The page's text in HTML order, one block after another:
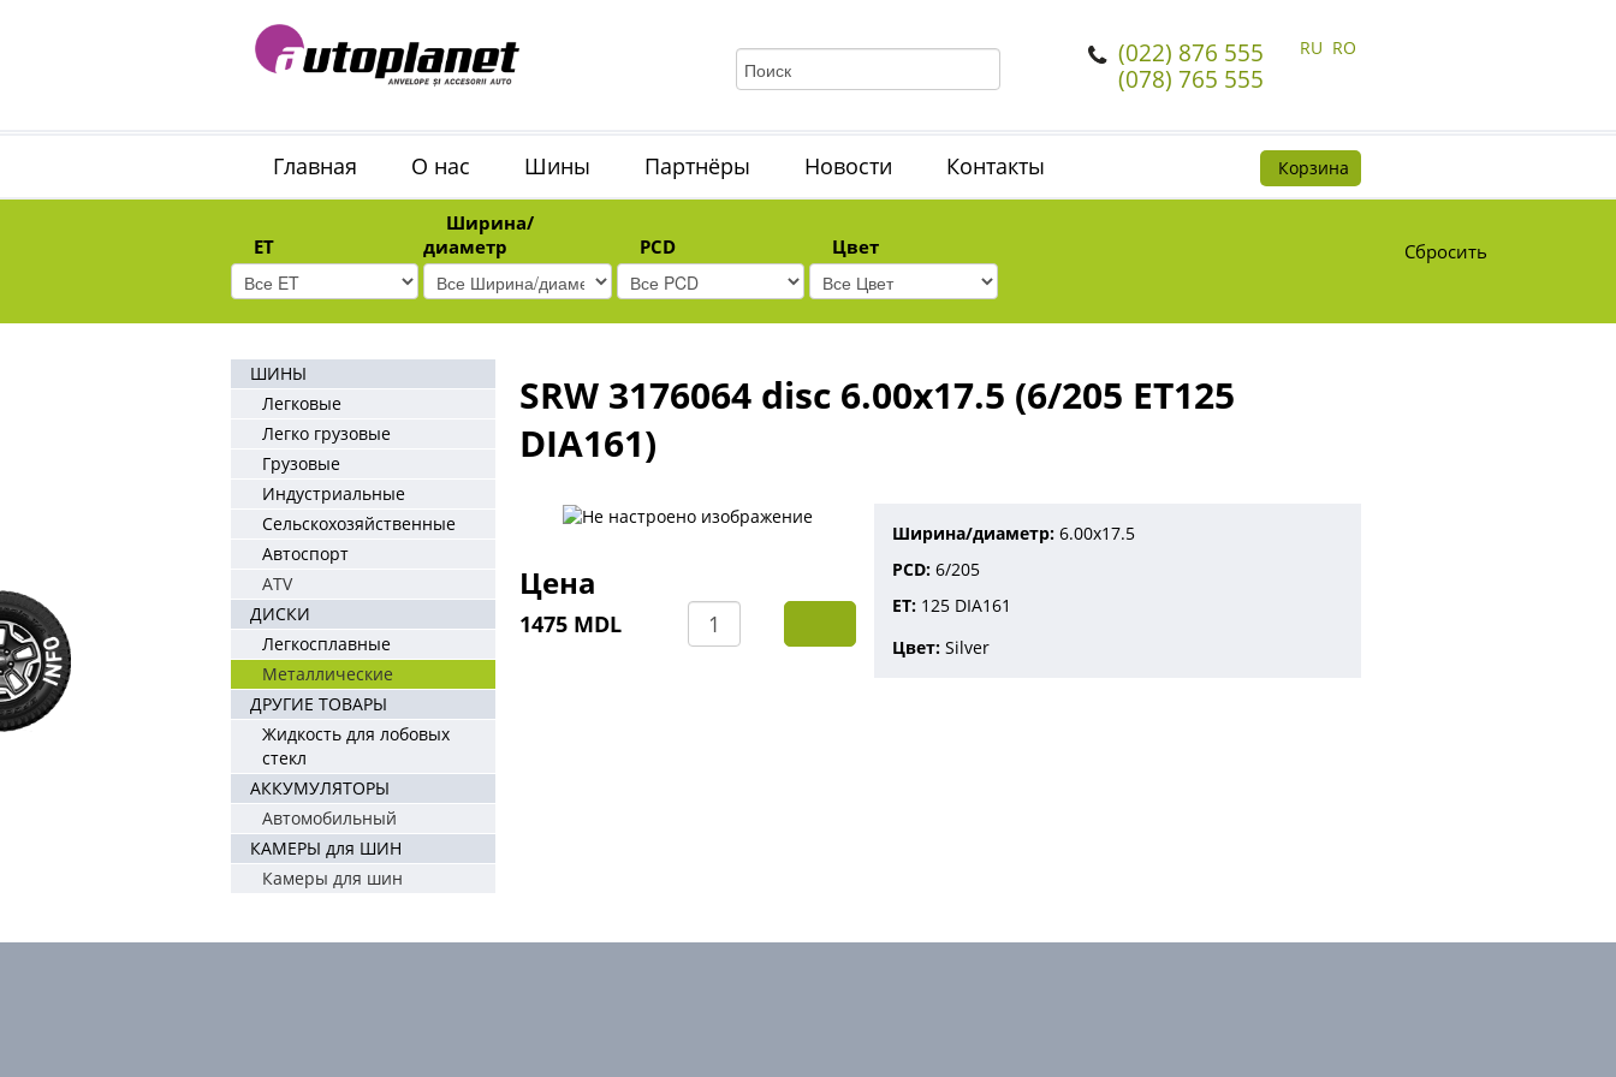
(022) 876 555
(078) 765 555
RU RO
Главная О нас Шины Партнёры Новости Контакты Корзина
ET
Ширина/
диаметр
PCD Цвет Сбросить
ШИНЫ
Легковые
Легко грузовые
Грузовые
Индустриальные
Сельскохозяйственные
Автоспорт
ATV
ДИСКИ
Легкосплавные
Металлические
ДРУГИЕ ТОВАРЫ
Жидкость для лобовых
стекл
АККУМУЛЯТОРЫ
Автомобильный
КАМЕРЫ для ШИН
Камеры для шин
SRW 3176064 disc 6.00x17.5 (6/205 ET125
DIA161)
Цена
1475 MDL
Ширина/диаметр 6.00x17.5
PCD 6/205
ET 125 DIA161
Цвет Silver